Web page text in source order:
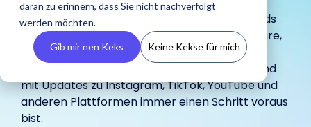
daran zu erinnern, dass Sie nicht nachverfolgt
werden möchten.
Gib mir nen Keks Keine Kekse für mich
Influencer und
Creator weltweit
mit der KI-
gestützten
IROIN®.
Following und lerne
schon vor Beginn
einer Kooperation
Influencer.
Agenturen bei
der
Umsetzung
von Influencer
Kampagnen
Marken bei
Umsetzung
ihrer
in-house
unterstützt.
aktuelle Artikel
und spannende
Beiträge rund
um Influencer
auf Instagram,
TikTok, Twitch &
YouTube
haben.
Tipps für
erfolgreiches
Marketing.
Unternehmen wir
stellen uns vor.
Traumkarrieren
Entdecke deine
Zukunft.
Entdecke die neuesten News, Tipps und Trends
aus der Welt des Influencer Marketings. Erfahre,
wie du erfolgreiche Kampagnenstrategien
entwickelst, innovative Tools optimal nutzt und
mit Updates zuInstagram,TikTok,YouTubeund
anderen Plattformen immer einen Schritt voraus
bist.